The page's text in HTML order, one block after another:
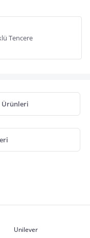
Tencere
Ürünleri
Unilever